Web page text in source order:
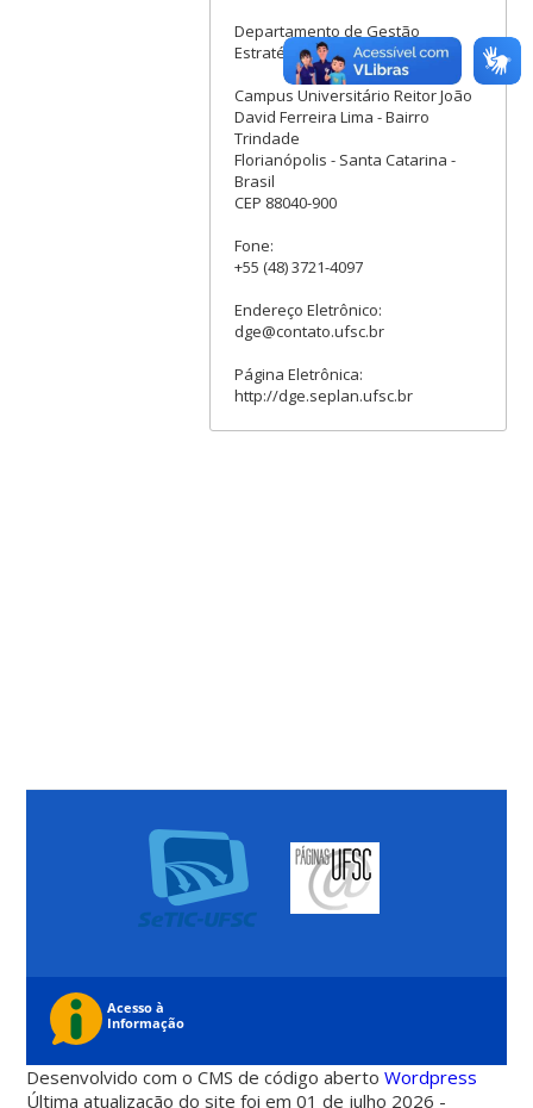
Departamento de Gestão
Estratégica - DGE
Campus Universitário Reitor João
David Ferreira Lima - Bairro
Trindade
Florianópolis - Santa Catarina -
Brasil
CEP 88040-900
Fone:
+55 (48) 3721-4097
Endereço Eletrônico:
dge@contato.ufsc.br
Página Eletrônica:
http://dge.seplan.ufsc.br
Desenvolvido com o CMS de código abertoWordpress
Última atualização do site foi em 01 de julho 2026 -